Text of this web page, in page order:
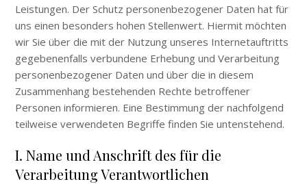
Leistungen. Der Schutz personenbezogener Daten hat für
uns einen besonders hohen Stellenwert. Hiermit möchten
wir Sie über die mit der Nutzung unseres Internetauftritts
gegebenenfalls verbundene Erhebung und Verarbeitung
personenbezogener Daten und über die in diesem
Zusammenhang bestehenden Rechte betroffener
Personen informieren. Eine Bestimmung der nachfolgend
teilweise verwendeten Begriffe finden Sie untenstehend.
I. Name und Anschrift des für die
Verarbeitung Verantwortlichen